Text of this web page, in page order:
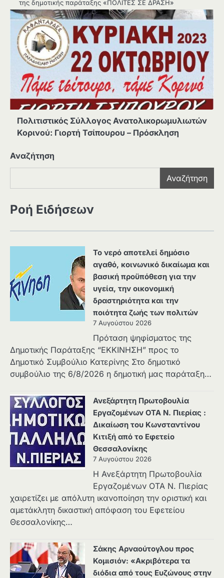
της δημοτικής παράταξης «ΠΟΛΙΤΕΣ ΣΕ ΔΡΑΣΗ»
Πολιτιστικός Σύλλογος Ανατολικορωμυλιωτών
Κορινού: Γιορτή Τσίπουρου – Πρόσκληση
Αναζήτηση
Αναζήτηση
Ροή Ειδήσεων
Το νερό αποτελεί δημόσιο
αγαθό, κοινωνικό δικαίωμα και
βασική προϋπόθεση για την
υγεία, την οικονομική
δραστηριότητα και την
ποιότητα ζωής των πολιτών
7 Αυγούστου 2026
Πρόταση ψηφίσματος της
Δημοτικής Παράταξης “ΕΚΚΙΝΗΣΗ” προς το
Δημοτικό Συμβούλιο Κατερίνης Στο δημοτικό
συμβούλιο της 6/8/2026 η δημοτική μας παράταξη…
Ανεξάρτητη Πρωτοβουλία
Εργαζομένων ΟΤΑ Ν. Πιερίας :
Δικαίωση του Κωνσταντίνου
Κιτιξή από το Εφετείο
Θεσσαλονίκης
7 Αυγούστου 2026
Η Ανεξάρτητη Πρωτοβουλία
Εργαζομένων ΟΤΑ Ν. Πιερίας
χαιρετίζει με απόλυτη ικανοποίηση την οριστική και
αμετάκλητη δικαστική απόφαση του Εφετείου
Θεσσαλονίκης…
Σάκης Αρναούτογλου προς
Κομισιόν: «Ακριβότερα τα
διόδια από τους Ευζώνους στην